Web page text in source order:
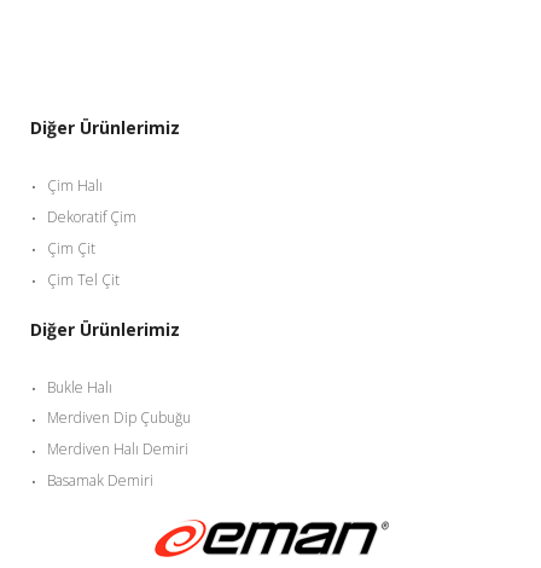
Diğer Ürünlerimiz
Çim Halı
Dekoratif Çim
Çim Çit
Çim Tel Çit
Diğer Ürünlerimiz
Bukle Halı
Merdiven Dip Çubuğu
Merdiven Halı Demiri
Basamak Demiri